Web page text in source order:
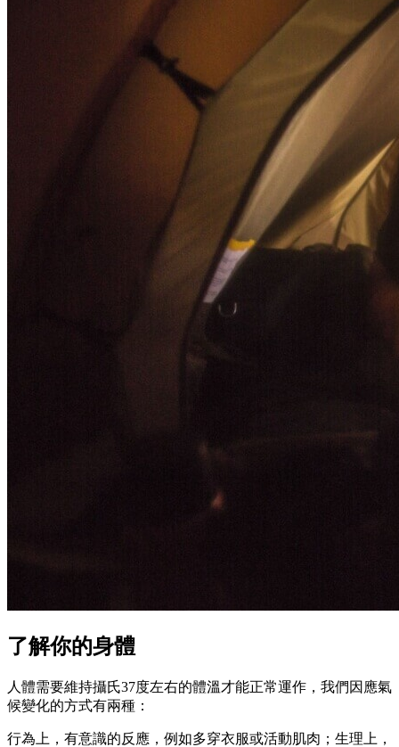
了解你的身體
人體需要維持攝氏37度左右的體溫才能正常運作，我們因應氣
候變化的方式有兩種：
行為上，有意識的反應，例如多穿衣服或活動肌肉；生理上，